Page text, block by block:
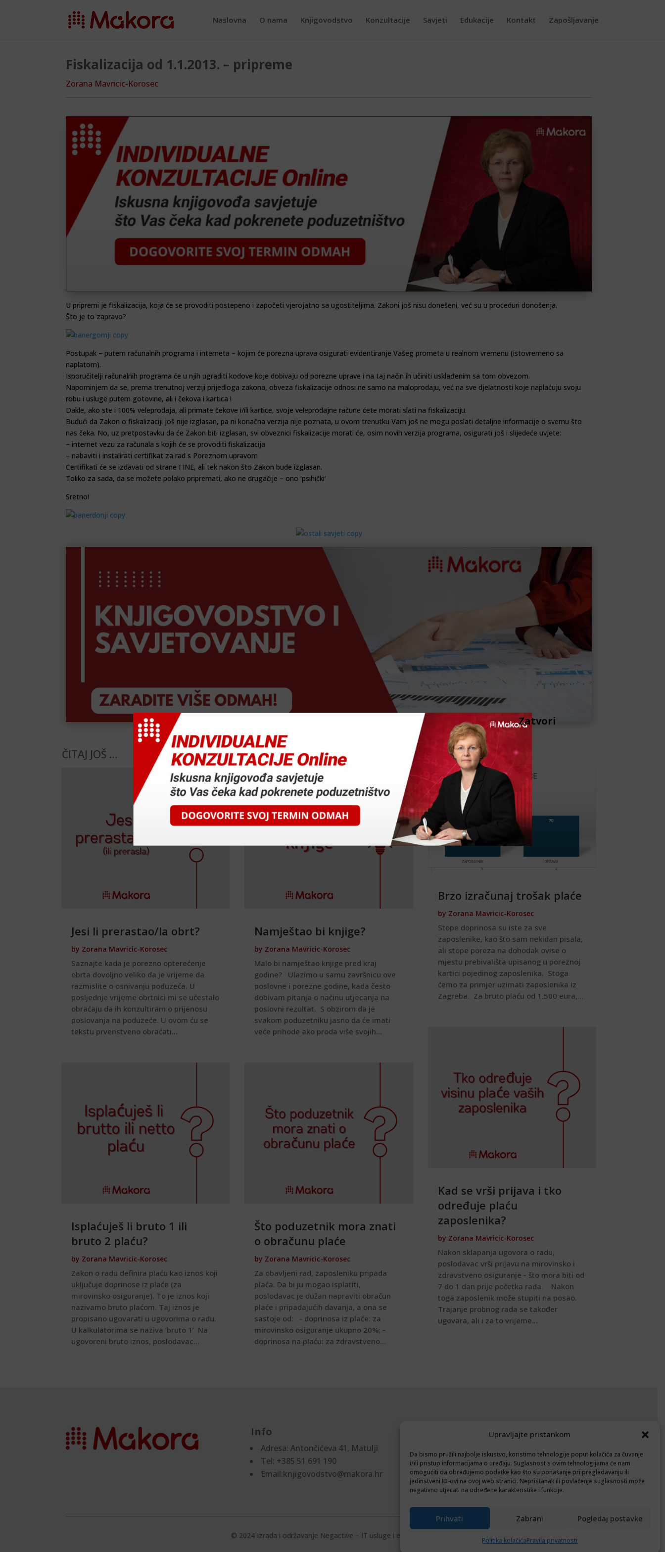
Upravljajte pristankom
Da bismo pružili najbolje iskustvo, koristimo tehnologije poput kolačića za čuvanje
i/ili pristup informacijama o uređaju. Suglasnost s ovim tehnologijama će nam
omogućiti da obrađujemo podatke kao što su ponašanje pri pregledavanju ili
jedinstveni ID-ovi na ovoj web stranici. Nepristanak ili povlačenje suglasnosti može
negativno utjecati na određene karakteristike i funkcije.
Prihvati Zabrani Pogledaj postavke
Politika kolačićaPravila privatnosti
Naslovna O nama Knjigovodstvo Konzultacije Savjeti Edukacije Kontakt Zapošljavanje
Fiskalizacija od 1.1.2013. – pripreme
Zorana Mavricic-Korosec
U pripremi je fiskalizacija, koja će se provoditi postepeno i započeti vjerojatno sa ugostiteljima. Zakoni još nisu donešeni, već su u proceduri donošenja.
Što je to zapravo?
Postupak – putem računalnih programa i interneta – kojim će porezna uprava osigurati evidentiranje Vašeg prometa u realnom vremenu (istovremeno sa
naplatom).
Isporučitelji računalnih programa će u njih ugraditi kodove koje dobivaju od porezne uprave i na taj način ih učiniti usklađenim sa tom obvezom.
Napominjem da se, prema trenutnoj verziji prijedloga zakona, obveza fiskalizacije odnosi ne samo na maloprodaju, već na sve djelatnosti koje naplaćuju svoju
robu i usluge putem gotovine, ali i čekova i kartica !
Dakle, ako ste i 100% veleprodaja, ali primate čekove i/ili kartice, svoje veleprodajne račune ćete morati slati na fiskalizaciju.
Budući da Zakon o fiskalizaciji još nije izglasan, pa ni konačna verzija nije poznata, u ovom trenutku Vam još ne mogu poslati detaljne informacije o svemu što
nas čeka. No, uz pretpostavku da će Zakon biti izglasan, svi obveznici fiskalizacije morati će, osim novih verzija programa, osigurati još i slijedeće uvjete:
– internet vezu za računala s kojih će se provoditi fiskalizacija
– nabaviti i instalirati certifikat za rad s Poreznom upravom
Certifikati će se izdavati od strane FINE, ali tek nakon što Zakon bude izglasan.
Toliko za sada, da se možete polako pripremati, ako ne drugačije – ono ‘psihički’
Sretno!
ČITAJ JOŠ …
Jesi li prerastao/la obrt?
by Zorana Mavricic-Korosec
Saznajte kada je porezno opterećenje
obrta dovoljno veliko da je vrijeme da
razmislite o osnivanju poduzeća. U
posljednje vrijeme obrtnici mi se učestalo
obraćaju da ih konzultiram o prijenosu
poslovanja na poduzeće. U ovom ću se
tekstu prvenstveno obraćati...
Isplaćuješ li bruto 1 ili
bruto 2 plaću?
by Zorana Mavricic-Korosec
Zakon o radu definira plaću kao iznos koji
uključuje doprinose iz plaće (za
mirovinsko osiguranje). To je iznos koji
nazivamo bruto plaćom. Taj iznos je
propisano ugovarati u ugovorima o radu.
U kalkulatorima se naziva ‘bruto 1’ Na
ugovoreni bruto iznos, poslodavac...
Namještao bi knjige?
by Zorana Mavricic-Korosec
Malo bi namještao knjige pred kraj
godine? Ulazimo u samu završnicu ove
poslovne i porezne godine, kada često
dobivam pitanja o načinu utjecanja na
poslovni rezultat. S obzirom da je
svakom poduzetniku jasno da će imati
veće prihode ako proda više svojih...
Što poduzetnik mora znati
o obračunu plaće
by Zorana Mavricic-Korosec
Za obavljeni rad, zaposleniku pripada
plaća. Da bi ju mogao isplatiti,
poslodavac je dužan napraviti obračun
plaće i pripadajućih davanja, a ona se
sastoje od: - doprinosa iz plaće: za
mirovinsko osiguranje ukupno 20%; -
doprinosa na plaću: za zdravstveno...
Brzo izračunaj trošak plaće
by Zorana Mavricic-Korosec
Stope doprinosa su iste za sve
zaposlenike, kao što sam nekidan pisala,
ali stope poreza na dohodak ovise o
mjestu prebivališta upisanog u poreznoj
kartici pojedinog zaposlenika. Stoga
ćemo za primjer uzimati zaposlenika iz
Zagreba. Za bruto plaću od 1.500 eura,...
Kad se vrši prijava i tko
određuje plaću
zaposlenika?
by Zorana Mavricic-Korosec
Nakon sklapanja ugovora o radu,
poslodavac vrši prijavu na mirovinsko i
zdravstveno osiguranje - što mora biti od
7 do 1 dan prije početka rada. Nakon
toga zaposlenik može stupiti na posao.
Trajanje probnog rada se također
ugovara, ali i za to vrijeme...
Info
Adresa: Antončićeva 41, Matulji
Tel: +385 51 691 190
Email:knjigovodstvo@makora.hr
Dokumenti
Pravila privatnosti
Politika kolačića (EU)
Follow
© 2024 Izrada i održavanje Negactive – IT usluge i edukacija
Zatvori